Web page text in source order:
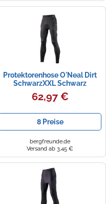
Protektorenhose O'Neal Dirt
SchwarzXXL Schwarz
62,97 €
8 Preise
bergfreunde.de
Versand ab 3,45 €